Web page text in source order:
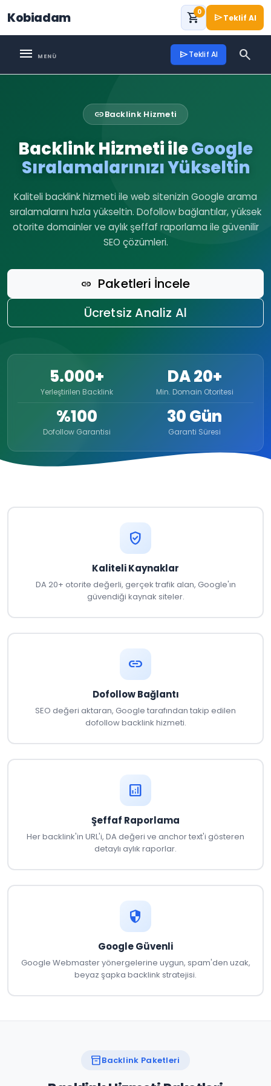
Kobiadam shopping_cart0 sendTeklif Al
menu sendTeklif Al search
linkBacklink Hizmeti
Backlink Hizmeti ileGoogle
Sıralamalarınızı Yükseltin
Kaliteli backlink hizmeti ile web sitenizin Google arama
sıralamalarını hızla yükseltin. Dofollow bağlantılar, yüksek
otorite domainler ve aylık şeffaf raporlama ile güvenilir
SEO çözümleri.
link Paketleri İncele
Ücretsiz Analiz Al
5.000+
Yerleştirilen Backlink
DA 20+
Min. Domain Otoritesi
%100
Dofollow Garantisi
30 Gün
Garanti Süresi
verified_user
Kaliteli Kaynaklar
DA 20+ otorite değerli, gerçek trafik alan, Google'ın
güvendiği kaynak siteler.
link
Dofollow Bağlantı
SEO değeri aktaran, Google tarafından takip edilen
dofollow backlink hizmeti.
analytics
Şeffaf Raporlama
Her backlink'in URL'i, DA değeri ve anchor text'i gösteren
detaylı aylık raporlar.
security
Google Güvenli
Google Webmaster yönergelerine uygun, spam'den uzak,
beyaz şapka backlink stratejisi.
inventory_2Backlink Paketleri